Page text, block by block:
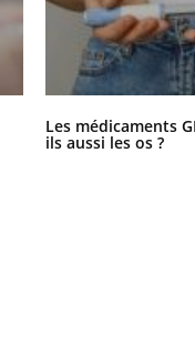
Les médicaments
ils aussi les os ?